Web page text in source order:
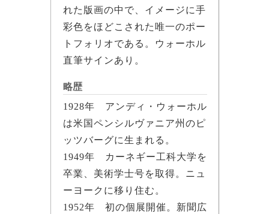
れた版画の中で、イメージに手
彩色をほどこされた唯一のポー
トフォリオである。ウォーホル
直筆サインあり。
略歴
1928年 アンディ・ウォーホル
は米国ペンシルヴァニア州のピ
ッツバーグに生まれる。
1949年 カーネギー工科大学を
卒業、美術学士号を取得。ニュ
ーヨークに移り住む。
1952年 初の個展開催。新聞広